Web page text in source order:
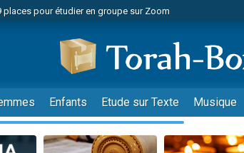
places pour étudier en groupe sur Zoom
de nous rejoindre sur WhatsApp
de nous rejoindre sur WhatsApp
viennent de faire un don pour Reloger Rivka, 6 enfants,
viennent de faire un don pour 1 Journée de Vacances
de demander une bénédiction
Enfants Etude sur Texte Musique